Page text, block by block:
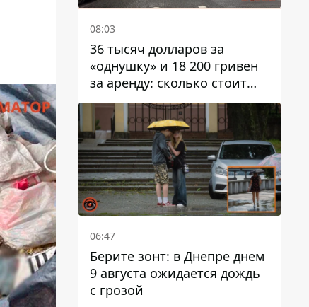
08:03
36 тысяч долларов за
«однушку» и 18 200 гривен
за аренду: сколько стоит
жилье в Днепропетровской
области
06:47
Берите зонт: в Днепре днем ​​
9 августа ожидается дождь
с грозой